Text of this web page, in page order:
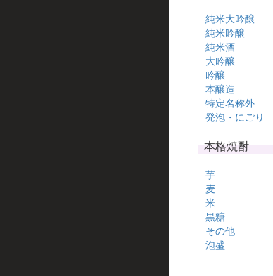
純米大吟醸
純米吟醸
純米酒
大吟醸
吟醸
本醸造
特定名称外
発泡・にごり
本格焼酎
芋
麦
米
黒糖
その他
泡盛